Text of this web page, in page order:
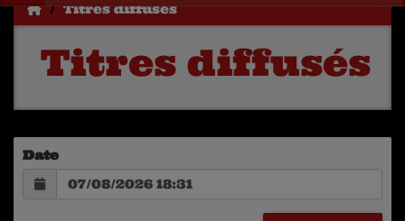
Titres diffusés
Titres diffusés
Date